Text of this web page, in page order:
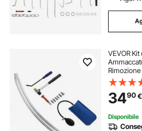
VEVOR
Senza
Asta
Ricambio
3490€
Disponibile